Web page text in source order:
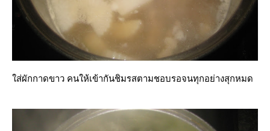
ส่ผักกาดขาว คนให้เข้ากันชิมรสตามชอบรอจนทุกอย่างสุกหมด